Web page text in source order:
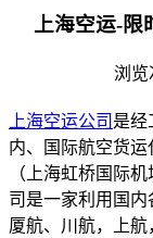
上海空运-限
浏览
上海空运公司 是经
内、国际航空货
（上海虹桥国际
司是一家利用国内
厦航、川航，上